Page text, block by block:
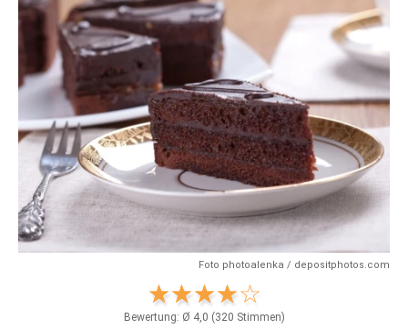
Foto photoalenka / depositphotos.com
Bewertung: Ø 4,0 (320 Stimmen)